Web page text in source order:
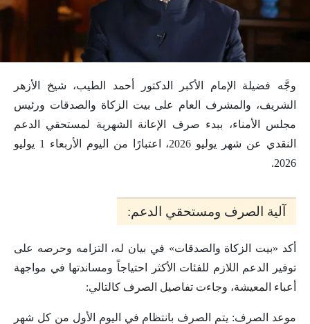
وجَّه فضيلة الإمام الأكبر الدكتور أحمد الطيب، شيخ الأزهر
الشريف، والمشرف العام على بيت الزكاة والصدقات ورئيس
مجلس الأمناء، ببدء صرف الإعانة الشهرية لمستحقي الدعم
النقدي عن شهر يوليو 2026، اعتبارًا من اليوم الأربعاء 1 يوليو
2026.
آلية الصرف ومستحقي الدعم:
أكد «بيت الزكاة والصدقات» في بيان له، التزامه وحرصه على
توفير الدعم اللازم للفئات الأكثر احتياجاً ومساندتها في مواجهة
أعباء المعيشة، وجاءت تفاصيل الصرف كالتالي:
موعد الصرف: يتم الصرف بانتظام في اليوم الأول من كل شهر